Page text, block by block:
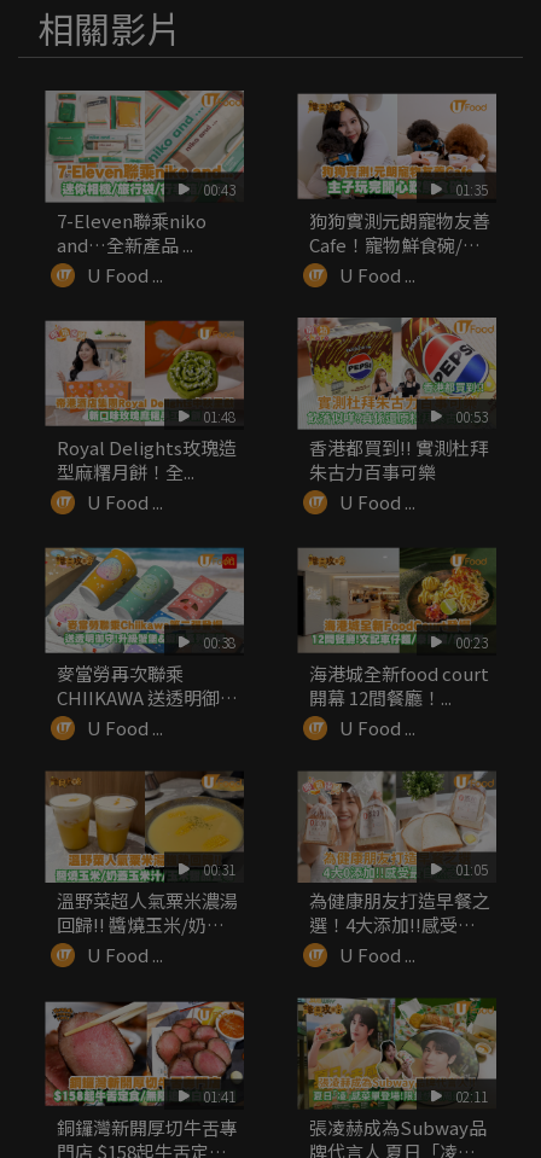
相關影片
00:43
7-Eleven聯乘niko
and…全新產品 ...
U Food ...
01:35
狗狗實測元朗寵物友善
Cafe！寵物鮮食碗/嫩
滑厚...
U Food ...
01:48
Royal Delights玫瑰造
型麻糬月餅！全...
U Food ...
00:53
香港都買到!! 實測杜拜
朱古力百事可樂
U Food ...
00:38
麥當勞再次聯乘
CHIIKAWA 送透明御
守！升級... U Food ...
00:23
海港城全新food court
開幕 12間餐廳！...
U Food ...
00:31
溫野菜超人氣粟米濃湯
回歸!! 醬燒玉米/奶蓋
玉米...
U Food ...
01:05
為健康朋友打造早餐之
選！4大添加!!感受最
自然之味
U Food ...
01:41
銅鑼灣新開厚切牛舌專
門店 $158起牛舌定食/
02:11
張凌赫成為Subway品
牌代言人 夏日「凌」